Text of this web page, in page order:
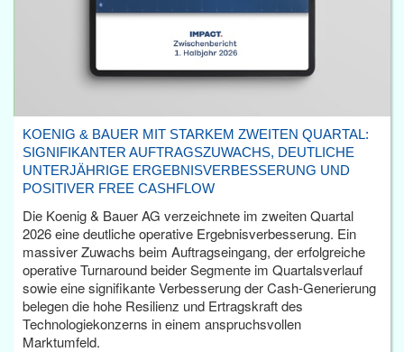
KOENIG & BAUER MIT STARKEM ZWEITEN QUARTAL:
SIGNIFIKANTER AUFTRAGSZUWACHS, DEUTLICHE
UNTERJÄHRIGE ERGEBNISVERBESSERUNG UND
POSITIVER FREE CASHFLOW
Die Koenig & Bauer AG verzeichnete im zweiten Quartal
2026 eine deutliche operative Ergebnisverbesserung. Ein
massiver Zuwachs beim Auftragseingang, der erfolgreiche
operative Turnaround beider Segmente im Quartalsverlauf
sowie eine signifikante Verbesserung der Cash-Generierung
belegen die hohe Resilienz und Ertragskraft des
Technologiekonzerns in einem anspruchsvollen
Marktumfeld.